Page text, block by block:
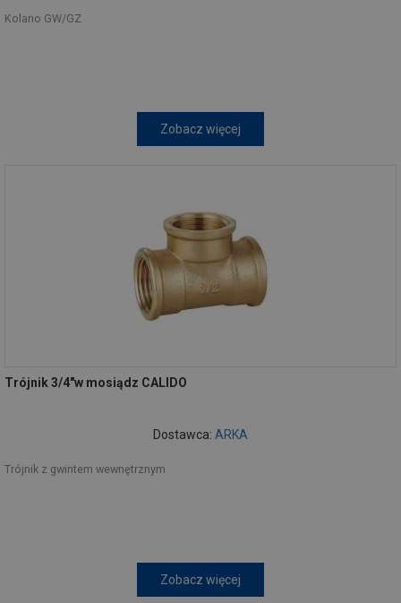
Kolano GW/GZ
Zobacz więcej
Trójnik 3/4"w mosiądz CALIDO
Dostawca: ARKA
Trójnik z gwintem wewnętrznym
Zobacz więcej